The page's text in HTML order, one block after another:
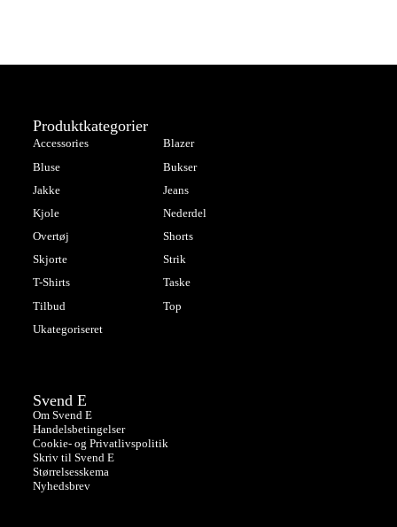
Produktkategorier
Accessories
Blazer
Bluse
Bukser
Jakke
Jeans
Kjole
Nederdel
Overtøj
Shorts
Skjorte
Strik
T-Shirts
Taske
Tilbud
Top
Ukategoriseret
Svend E
Om Svend E
Handelsbetingelser
Cookie- og Privatlivspolitik
Skriv til Svend E
Størrelsesskema
Nyhedsbrev